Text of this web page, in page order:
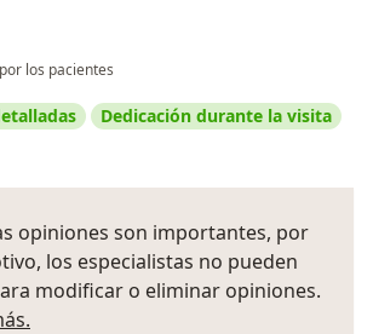
los pacientes
Dedicación durante la visita
opiniones son importantes, por
los especialistas no pueden
modificar o eliminar opiniones.